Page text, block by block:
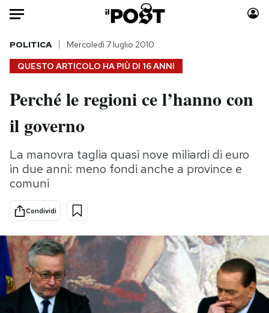
Auto
HOME
Italia
Politica
Tecnologia
Internet
Scienza
Cultura
Economia
Sport
Moda
Storie/Idee
Ok Boomer!
Mondiali calcio 2026
PODCAST
QUESTO ARTICOLO HA PIÙ DI 16 ANNI
POLITICA Mercoledì 7 luglio 2010
Perché le regioni ce l’hanno con
il governo
La manovra taglia quasi nove miliardi di euro
in due anni: meno fondi anche a province e
comuni
Condividi